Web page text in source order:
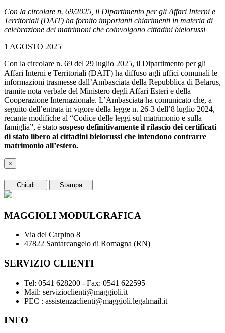
Con la circolare n. 69/2025, il Dipartimento per gli Affari Interni e
Territoriali (DAIT) ha fornito importanti chiarimenti in materia di
celebrazione dei matrimoni che coinvolgono cittadini bielorussi
1 AGOSTO 2025
Con la circolare n. 69 del 29 luglio 2025, il Dipartimento per gli
Affari Interni e Territoriali (DAIT) ha diffuso agli uffici comunali le
informazioni trasmesse dall’Ambasciata della Repubblica di Belarus,
tramite nota verbale del Ministero degli Affari Esteri e della
Cooperazione Internazionale. L’Ambasciata ha comunicato che, a
seguito dell’entrata in vigore della legge n. 26-3 dell’8 luglio 2024,
recante modifiche al “Codice delle leggi sul matrimonio e sulla
famiglia”, è stato sospeso definitivamente il rilascio dei certificati
di stato libero ai cittadini bielorussi che intendono contrarre
matrimonio all’estero.
×
Chiudi Stampa
MAGGIOLI MODULGRAFICA
Via del Carpino 8
47822 Santarcangelo di Romagna (RN)
SERVIZIO CLIENTI
Tel: 0541 628200 - Fax: 0541 622595
Mail: servizioclienti@maggioli.it
PEC : assistenzaclienti@maggioli.legalmail.it
INFO